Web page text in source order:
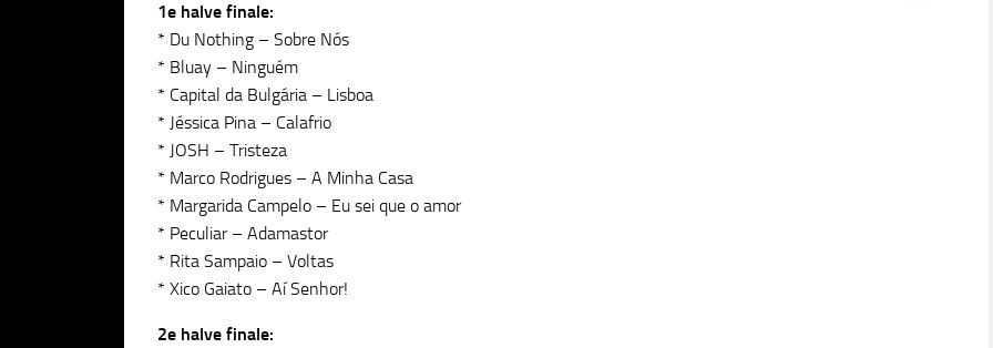
1e halve finale:
* Du Nothing – Sobre Nós
* Bluay – Ninguém
* Capital da Bulgária – Lisboa
* Jéssica Pina – Calafrio
* JOSH – Tristeza
* Marco Rodrigues – A Minha Casa
* Margarida Campelo – Eu sei que o amor
* Peculiar – Adamastor
* Rita Sampaio – Voltas
* Xico Gaiato – Aí Senhor!
2e halve finale: